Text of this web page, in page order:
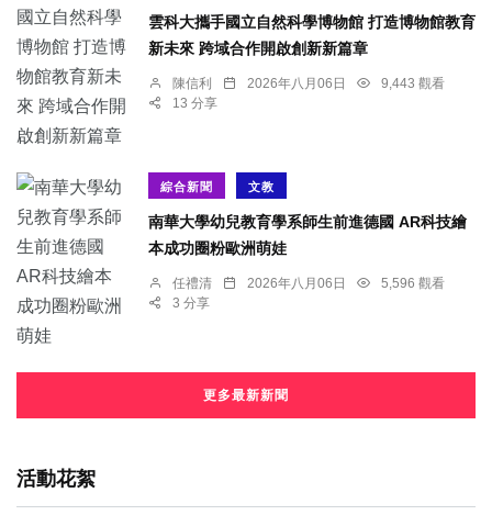
雲科大攜手國立自然科學博物館 打造博物館教育
新未來 跨域合作開啟創新新篇章
陳信利 2026年八月06日
9,443 觀看
13 分享
綜合新聞 文教
南華大學幼兒教育學系師生前進德國 AR科技繪
本成功圈粉歐洲萌娃
任禮清 2026年八月06日
5,596 觀看
3 分享
更多最新新聞
活動花絮